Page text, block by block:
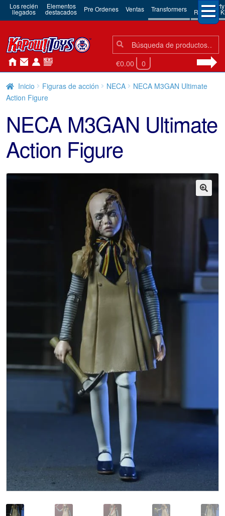
Los recién
llegados
Elementos
destacados Pre Ordenes Ventas Transformers 3rd Party
Robots &
Búsqueda:
Búsqueda
€0.00 0
Inicio Figuras de acción NECA
NECA M3GAN Ultimate
Action Figure
NECA M3GAN Ultimate
Action Figure